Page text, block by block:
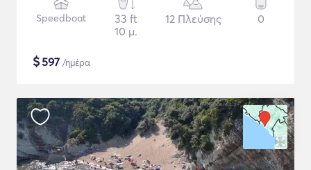
Speedboat
33 ft
10 μ.
12 Πλεύσης 0
$597 /ημέρα